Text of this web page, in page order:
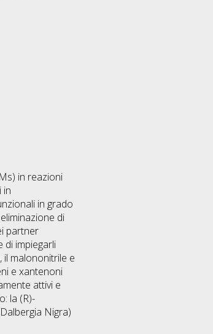
in reazioni
in
in grado
di
partner
di impiegarli
il malononitrile e
e xantenoni
attivi e
la (R)-
Nigra)